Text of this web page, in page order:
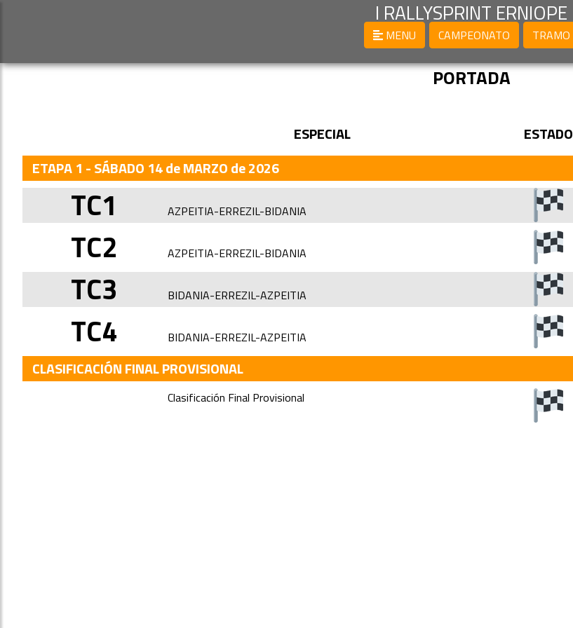
I RALLYSPRINT ERNIOPE
MENU CAMPEONATO TRAMO
PORTADA
ESPECIAL ESTADO
ETAPA 1 - SÁBADO 14 de MARZO de 2026
TC1 AZPEITIA-ERREZIL-BIDANIA
TC2 AZPEITIA-ERREZIL-BIDANIA
TC3 BIDANIA-ERREZIL-AZPEITIA
TC4 BIDANIA-ERREZIL-AZPEITIA
CLASIFICACIÓN FINAL PROVISIONAL
Clasificación Final Provisional